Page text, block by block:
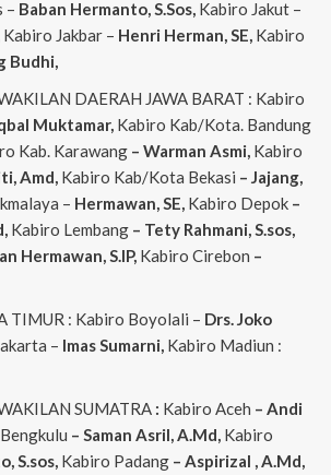
– Baban Hermanto, S.Sos, Kabiro Jakut –
Kabiro Jakbar – Henri Herman, SE, Kabiro
Budhi,
DAERAH JAWA BARAT : Kabiro
Muktamar, Kabiro Kab/Kota. Bandung
Kab. Karawang – Warman Asmi, Kabiro
Amd, Kabiro Kab/Kota Bekasi – Jajang,
– Hermawan, SE, Kabiro Depok–
Kabiro Lembang– Tety Rahmani, S.sos,
Hermawan, S.IP, Kabiro Cirebon –
TIMUR : Kabiro Boyolali – Drs. Joko
– ImasSumarni, Kabiro Madiun :
SUMATRA : Kabiro Aceh – Andi
– Saman Asril, A.Md, Kabiro
S.sos, Kabiro Padang– Aspirizal , A.Md,